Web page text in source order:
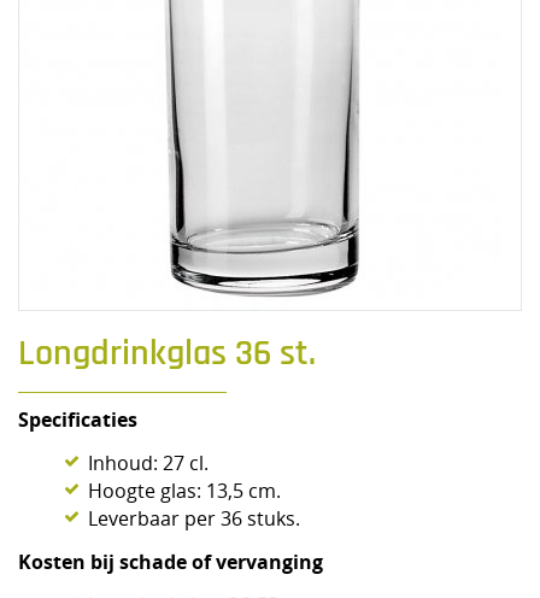
Longdrinkglas 36 st.
Specificaties
Inhoud: 27 cl.
Hoogte glas: 13,5 cm.
Leverbaar per 36 stuks.
Kosten bij schade of vervanging